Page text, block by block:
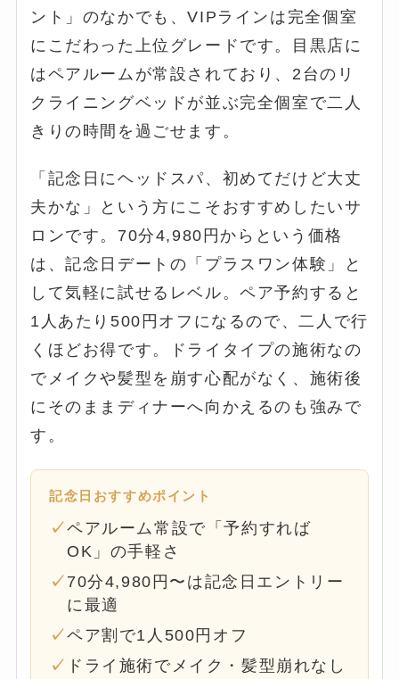
ント」のなかでも、VIPラインは完全個室
にこだわった上位グレードです。目黒店に
はペアルームが常設されており、2台のリ
クライニングベッドが並ぶ完全個室で二人
きりの時間を過ごせます。
「記念日にヘッドスパ、初めてだけど大丈
夫かな」という方にこそおすすめしたいサ
ロンです。70分4,980円からという価格
は、記念日デートの「プラスワン体験」と
して気軽に試せるレベル。ペア予約すると
1人あたり500円オフになるので、二人で行
くほどお得です。ドライタイプの施術なの
でメイクや髪型を崩す心配がなく、施術後
にそのままディナーへ向かえるのも強みで
す。
記念日おすすめポイント
ペアルーム常設で「予約すれば
OK」の手軽さ
70分4,980円〜は記念日エントリー
に最適
ペア割で1人500円オフ
ドライ施術でメイク・髪型崩れなし